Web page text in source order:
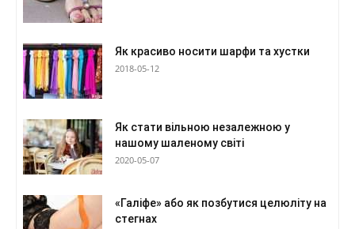
Як красиво носити шарфи та хустки
2018-05-12
Як стати вільною незалежною у
нашому шаленому світі
2020-05-07
«Галіфе» або як позбутися целюліту на
стегнах